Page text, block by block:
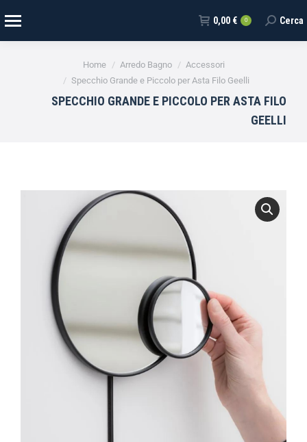
0,00 € 0 Cerca
Home Arredo Bagno
Accessori
Specchio Grande e Piccolo per Asta Filo Geelli
SPECCHIO GRANDE E PICCOLO PER ASTA FILO
GEELLI